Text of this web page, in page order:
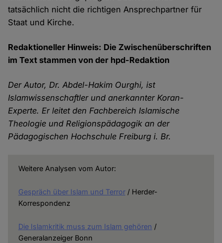
tatsächlich nicht die richtigen Ansprechpartner für
Staat und Kirche.
Redaktioneller Hinweis: Die Zwischenüberschriften
im Text stammen von der hpd-Redaktion
Der Autor, Dr. Abdel-Hakim Ourghi, ist
Islamwissenschaftler und anerkannter Koran-
Experte. Er leitet den Fachbereich Islamische
Theologie und Religionspädagogik an der
Pädagogischen Hochschule Freiburg i. Br.
Weitere Analysen vom Autor:
Gespräch über Islam und Terror/ Herder-
Korrespondenz
Die Islamkritik muss zum Islam gehören /
Generalanzeiger Bonn